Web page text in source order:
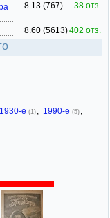
8.13 (767) 38 отз.
8.60 (5613)402 отз.
1930-е (1) , 1990-е (5) ,